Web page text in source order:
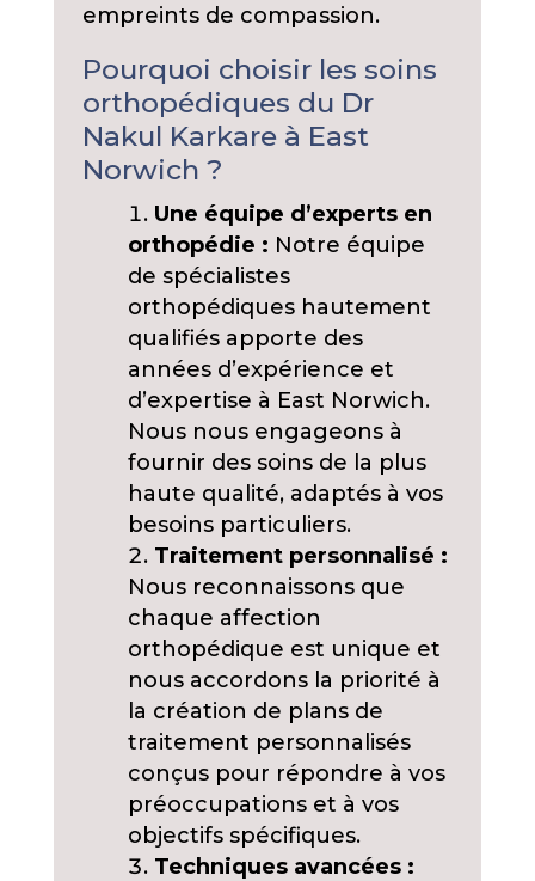
empreints de compassion.
Pourquoi choisir les soins
orthopédiques du Dr
Nakul Karkare à East
Norwich ?
Une équipe d’experts en
orthopédie : Notre équipe
de spécialistes
orthopédiques hautement
qualifiés apporte des
années d’expérience et
d’expertise à East Norwich.
Nous nous engageons à
fournir des soins de la plus
haute qualité, adaptés à vos
besoins particuliers.
Traitement personnalisé :
Nous reconnaissons que
chaque affection
orthopédique est unique et
nous accordons la priorité à
la création de plans de
traitement personnalisés
conçus pour répondre à vos
préoccupations et à vos
objectifs spécifiques.
Techniques avancées :